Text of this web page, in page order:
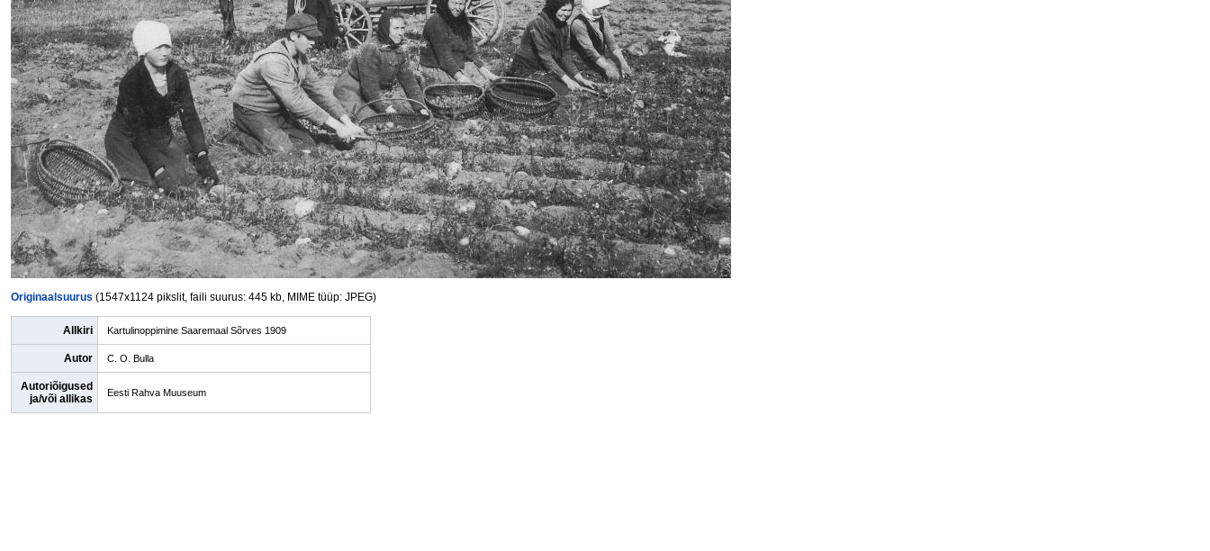
Originaalsuurus (1547x1124 pikslit, faili suurus: 445 kb, MIME tüüp: JPEG)
Allkiri Kartulinoppimine Saaremaal Sõrves 1909
Autor C. O. Bulla
Autoriõigused
ja/või allikas
Eesti Rahva Muuseum